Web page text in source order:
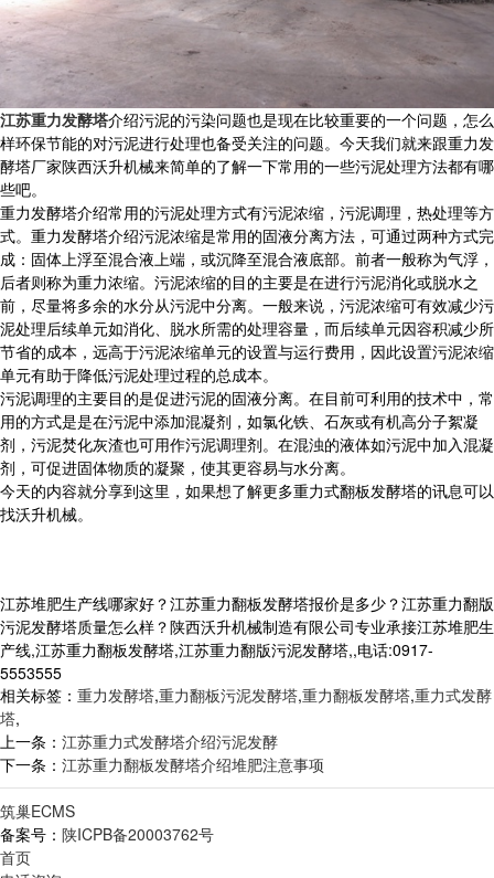
江苏重力发酵塔介绍污泥的污染问题也是现在比较重要的一个问题，怎么
样环保节能的对污泥进行处理也备受关注的问题。今天我们就来跟重力发
酵塔厂家陕西沃升机械来简单的了解一下常用的一些污泥处理方法都有哪
些吧。
重力发酵塔介绍常用的污泥处理方式有污泥浓缩，污泥调理，热处理等方
式。重力发酵塔介绍污泥浓缩是常用的固液分离方法，可通过两种方式完
成：固体上浮至混合液上端，或沉降至混合液底部。前者一般称为气浮，
后者则称为重力浓缩。污泥浓缩的目的主要是在进行污泥消化或脱水之
前，尽量将多余的水分从污泥中分离。一般来说，污泥浓缩可有效减少污
泥处理后续单元如消化、脱水所需的处理容量，而后续单元因容积减少所
节省的成本，远高于污泥浓缩单元的设置与运行费用，因此设置污泥浓缩
单元有助于降低污泥处理过程的总成本。
污泥调理的主要目的是促进污泥的固液分离。在目前可利用的技术中，常
用的方式是是在污泥中添加混凝剂，如氯化铁、石灰或有机高分子絮凝
剂，污泥焚化灰渣也可用作污泥调理剂。在混浊的液体如污泥中加入混凝
剂，可促进固体物质的凝聚，使其更容易与水分离。
今天的内容就分享到这里，如果想了解更多重力式翻板发酵塔的讯息可以
找沃升机械。
江苏堆肥生产线哪家好？江苏重力翻板发酵塔报价是多少？江苏重力翻版
污泥发酵塔质量怎么样？陕西沃升机械制造有限公司专业承接江苏堆肥生
产线,江苏重力翻板发酵塔,江苏重力翻版污泥发酵塔,,电话:0917-
5553555
相关标签： 重力发酵塔,重力翻板污泥发酵塔,重力翻板发酵塔,重力式发酵
塔,
上一条： 江苏重力式发酵塔介绍污泥发酵
下一条： 江苏重力翻板发酵塔介绍堆肥注意事项
筑巢ECMS
备案号： 陕ICPB备20003762号
首页